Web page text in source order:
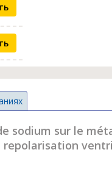
sodium sur le